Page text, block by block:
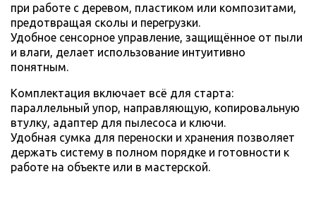
при работе с деревом, пластиком или композитами,
предотвращая сколы и перегрузки.
Удобное сенсорное управление, защищённое от пыли
и влаги, делает использование интуитивно
понятным.
Комплектация включает всё для старта:
параллельный упор, направляющую, копировальную
втулку, адаптер для пылесоса и ключи.
Удобная сумка для переноски и хранения позволяет
держать систему в полном порядке и готовности к
работе на объекте или в мастерской.